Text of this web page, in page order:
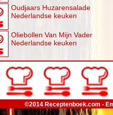
Oudjaars Huzarensalade
Nederlandse keuken
Oliebollen Van Mijn Vader
Nederlandse keuken
©2014 Receptenboek.com -